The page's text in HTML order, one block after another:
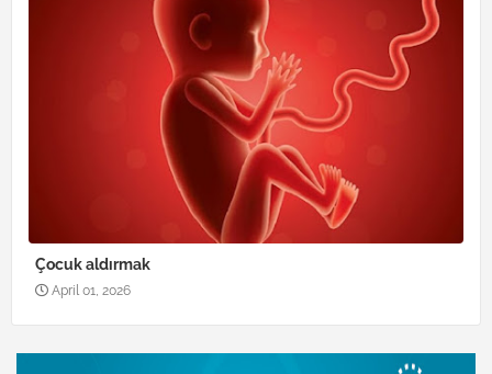
Çocuk aldırmak
April 01, 2026